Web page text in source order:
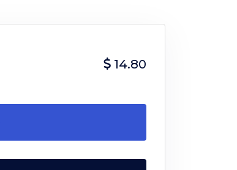
14.80